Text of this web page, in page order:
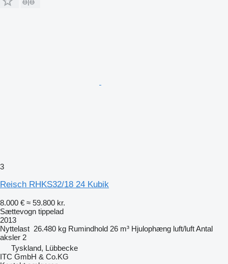
3
Reisch RHKS32/18 24 Kubik
8.000 € ≈ 59.800 kr.
Sættevogn tippelad
2013
Nyttelast 26.480 kg Rumindhold 26 m³ Hjulophæng luft/luftAntal
aksler 2
Tyskland, Lübbecke
ITC GmbH & Co.KG